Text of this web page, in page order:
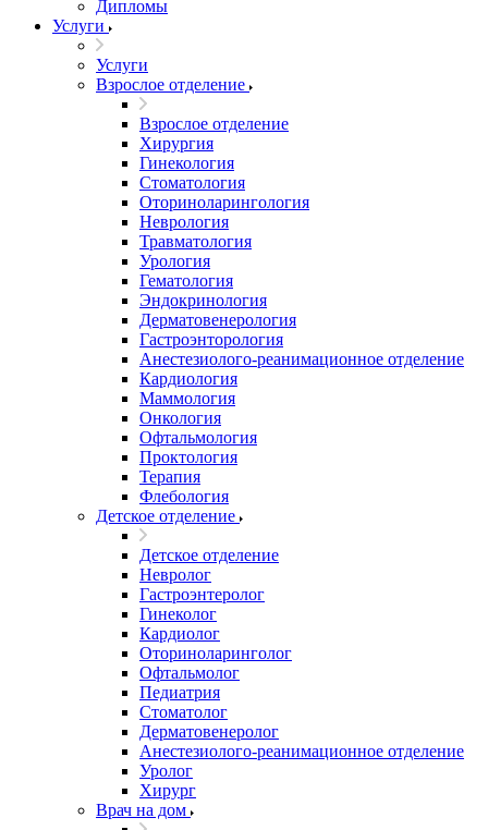
Дипломы
Услуги
Услуги
Взрослое отделение
Взрослое отделение
Хирургия
Гинекология
Стоматология
Оториноларингология
Неврология
Травматология
Урология
Гематология
Эндокринология
Дерматовенерология
Гастроэнторология
Анестезиолого-реанимационное отделение
Кардиология
Маммология
Онкология
Офтальмология
Проктология
Терапия
Флебология
Детское отделение
Детское отделение
Невролог
Гастроэнтеролог
Гинеколог
Кардиолог
Оториноларинголог
Офтальмолог
Педиатрия
Стоматолог
Дерматовенеролог
Анестезиолого-реанимационное отделение
Уролог
Хирург
Врач на дом